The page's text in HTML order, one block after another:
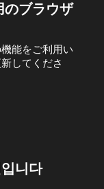
のブラウザ
能をご利用い
してくださ
니다